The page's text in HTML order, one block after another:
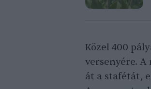
Közel 400
versenyére. A
át a stafétát,